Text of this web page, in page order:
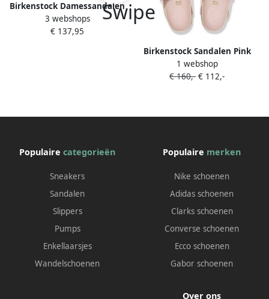
Birkenstock Damessandalen
Arizona Big Buckle Natural
Leather Oiled Etroit Bruin
3 webshops
€ 137,95
Birkenstock Sandalen Pink
Arizona Big Buckle Sandal in
poeder roze
1 webshop
€ 160,- € 112,-
Populaire categorieën
Sneakers
Sandalen
Slippers
Pumps
Enkellaarsjes
Wandelschoenen
Populaire merken
Nike schoenen
Adidas schoenen
Clarks schoenen
Converse schoenen
Ecco schoenen
Gabor schoenen
Over ons